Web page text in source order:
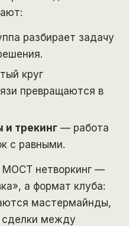
разбирает задачу
круг
превращаются в
трекинг — работа
с равными.
МОСТ нетворкинг —
а формат клуба:
мастермайнды,
сделки между